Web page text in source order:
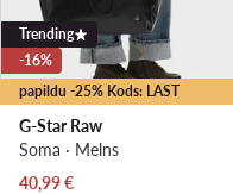
papildu -25% Kods: LAST
Trending
-16%
G-Star Raw
Soma · Melns
Pašreizējā cena
40,99€